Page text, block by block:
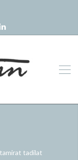
tamirat tadilat